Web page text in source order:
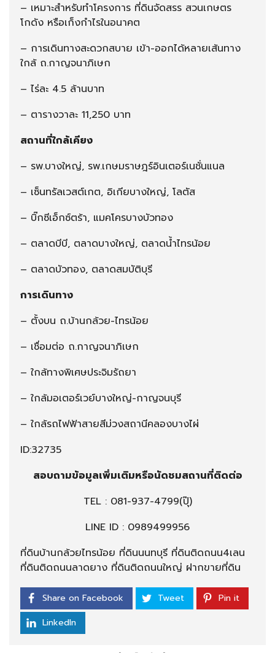
– เหมาะสำหรับทำโครงการ ที่ดินจัดสรร สวนเกษตร
โกดัง หรือเก็งกำไรในอนาคต
– การเดินทางสะดวกสบาย เข้า-ออกได้หลายเส้นทาง
ใกล้ ถ.กาญจนาภิเษก
– ไร่ละ 4.5 ล้านบาท
– ตารางวาละ 11,250 บาท
สถานที่ใกล้เคียง
– รพ.บางใหญ่, รพ.เกษมราษฎร์อินเตอร์เนชั่นแนล
– เซ็นทรัลเวสต์เกต, อิเกียบางใหญ่, โลตัส
– บิ๊กซีเอ็กซ์ตร้า, แมคโครบางบัวทอง
– ตลาดบีบี, ตลาดบางใหญ่, ตลาดน้ำไทรน้อย
– ตลาดบัวทอง, ตลาดสมบัติบุรี
การเดินทาง
– ตั้งบน ถ.บ้านกล้วย-ไทรน้อย
– เชื่อมต่อ ถ.กาญจนาภิเษก
– ใกล้ทางพิเศษประจิมรัถยา
– ใกล้มอเตอร์เวย์บางใหญ่-กาญจนบุรี
– ใกล้รถไฟฟ้าสายสีม่วงสถานีคลองบางไผ่
ID:32735
สอบถามข้อมูลเพิ่มเติมหรือนัดชมสถานที่ติดต่อ
TEL : 081-937-4799(ปุ๊)
LINE ID : 0989499956
ที่ดินบ้านกล้วยไทรน้อย ที่ดินนนทบุรี ที่ดินติดถนน4เลน
ที่ดินติดถนนลาดยาง ที่ดินติดถนนใหญ่ ฝากขายที่ดิน
Share on Facebook Tweet
Pin it
LinkedIn